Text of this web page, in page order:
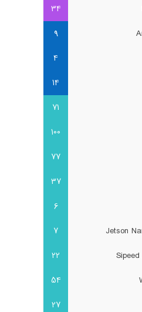
34
9
4
14
71
100
77
37
6
7
22
54
27